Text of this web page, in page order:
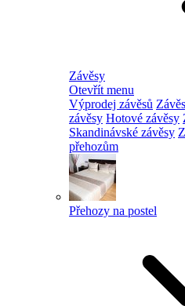
Závěsy
Otevřít menu
Výprodej závěsů
závěsy Hotové závěsy
Skandinávské závěsy
přehozům
Přehozy na postel